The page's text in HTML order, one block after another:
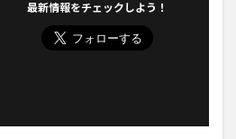
最新情報をチェックしよう！